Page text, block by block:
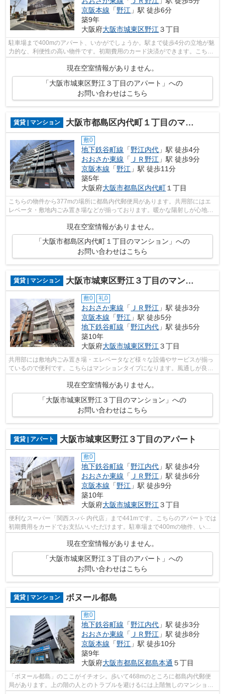
京阪本線 「野江 」駅 徒歩6分
築9年
大阪府大阪市城東区野江 ３丁目
駐車場まで400mのアパート、いかがでしょうか。駅まで徒歩4分の立地が魅
力的な、利便性の高い物件です。初期費用のカード決済ができます。こちら
現在空室情報がありません。
「大阪市城東区野江３丁目のアパート」への
お問い合わせはこちら
賃貸 | マンション 大阪市都島区内代町１丁目のマンション
敷0
地下鉄谷町線 「野江内代 」駅 徒歩4分
おおさか東線 「 ＪＲ野江 」駅 徒歩9分
京阪本線 「野江 」駅 徒歩11分
築5年
大阪府大阪市都島区内代町 １丁目
こちらの物件から377mの場所に都島内代郵便局があります。共用部にはエ
レベータ・敷地内ごみ置き場などが揃っております。暖かな陽射しが心地よ
い、明るい室内の物件となっています。...
現在空室情報がありません。
「大阪市都島区内代町１丁目のマンション」への
お問い合わせはこちら
賃貸 | マンション 大阪市城東区野江３丁目のマンション
敷0 礼0
おおさか東線 「 ＪＲ野江 」駅 徒歩3分
京阪本線 「野江 」駅 徒歩5分
地下鉄谷町線 「野江内代 」駅 徒歩5分
築10年
大阪府大阪市城東区野江３丁目
共用部には敷地内ごみ置き場・エレベータなど様々な設備やサービスが揃っ
ているので便利です。こちらはマンションタイプになります。風通しが良好
現在空室情報がありません。
「大阪市城東区野江３丁目のマンション」への
お問い合わせはこちら
賃貸 | アパート 大阪市城東区野江３丁目のアパート
敷0
地下鉄谷町線 「野江内代 」駅 徒歩4分
おおさか東線 「 ＪＲ野江 」駅 徒歩6分
京阪本線 「野江 」駅 徒歩9分
築10年
大阪府大阪市城東区野江 ３丁目
便利なスーパー「関西ス-パ- 内代店」まで441mです。こちらのアパートでは
初期費用をカードでお支払いいただけます。駐車場まで400mの物件、いか
がでしょうか。徒歩4分に駅がある物件...
現在空室情報がありません。
「大阪市城東区野江３丁目のアパート」への
お問い合わせはこちら
賃貸 | マンション ボヌール都島
敷0
地下鉄谷町線 「野江内代 」駅 徒歩3分
おおさか東線 「 ＪＲ野江 」駅 徒歩8分
京阪本線 「野江 」駅 徒歩10分
築9年
大阪府大阪市都島区都島本通 ５丁目
「ボヌール都島」のここがイチオシ。歩いて468mのところに都島内代郵便
局があります。上の階の人とのトラブルを避けるには上階無しのマンション